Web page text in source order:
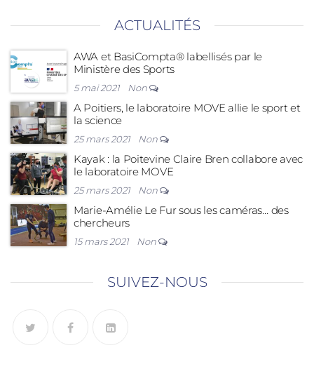
ACTUALITÉS
AWA et BasiCompta® labellisés par le
Ministère des Sports
5 mai 2021 Non
A Poitiers, le laboratoire MOVE allie le sport et
la science
25 mars 2021 Non
Kayak : la Poitevine Claire Bren collabore avec
le laboratoire MOVE
25 mars 2021 Non
Marie-Amélie Le Fur sous les caméras… des
chercheurs
15 mars 2021 Non
SUIVEZ-NOUS